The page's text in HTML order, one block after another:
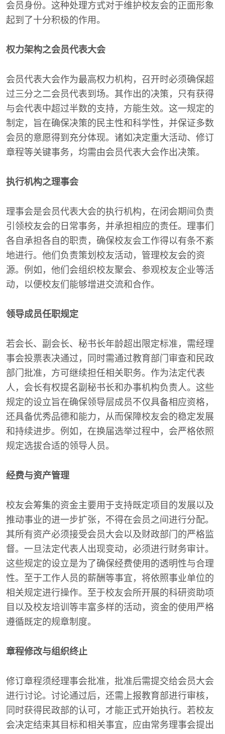
会员身份。这种处理方式对于维护校友会的正面形象
起到了十分积极的作用。
权力架构之会员代表大会
会员代表大会作为最高权力机构，召开时必须确保超
过三分之二会员代表到场。其作出的决策，只有获得
与会代表中超过半数的支持，方能生效。这一规定的
制定，旨在确保决策的民主性和科学性，并保证多数
会员的意愿得到充分体现。诸如决定重大活动、修订
章程等关键事务，均需由会员代表大会作出决策。
执行机构之理事会
理事会是会员代表大会的执行机构，在闭会期间负责
引领校友会的日常事务，并承担相应的责任。理事们
各自承担各自的职责，确保校友会工作得以有条不紊
地进行。他们负责策划校友活动，管理校友会的资
源。例如，他们会组织校友聚会、参观校友企业等活
动，以便校友们能够增进交流和合作。
领导成员任职规定
若会长、副会长、秘书长年龄超出限定标准，需经理
事会投票表决通过，同时需通过教育部门审查和民政
部门批准，方可继续担任相关职务。作为法定代表
人，会长有权提名副秘书长和办事机构负责人。这些
规定的设立旨在确保领导层成员不仅具备相应资格，
还具备优秀品德和能力，从而保障校友会的稳定发展
和持续进步。例如，在换届选举过程中，会严格依照
规定选拔合适的领导人员。
经费与资产管理
校友会筹集的资金主要用于支持既定项目的发展以及
推动事业的进一步扩张，不得在会员之间进行分配。
其所有资产必须接受会员大会以及财政部门的严格监
督。一旦法定代表人出现变动，必须进行财务审计。
这些规定的设立是为了确保经费使用的透明性与合理
性。至于工作人员的薪酬等事宜，将依照事业单位的
相关规定进行操作。至于校友会所开展的科研资助项
目以及校友培训等丰富多样的活动，资金的使用严格
遵循既定的规章制度。
章程修改与组织终止
修订章程须经理事会批准，批准后需提交给会员大会
进行讨论。讨论通过后，还需上报教育部进行审核，
同时获得民政部的认可，才能正式开始执行。若校友
会决定结束其目标和相关事宜，应由常务理事会提出